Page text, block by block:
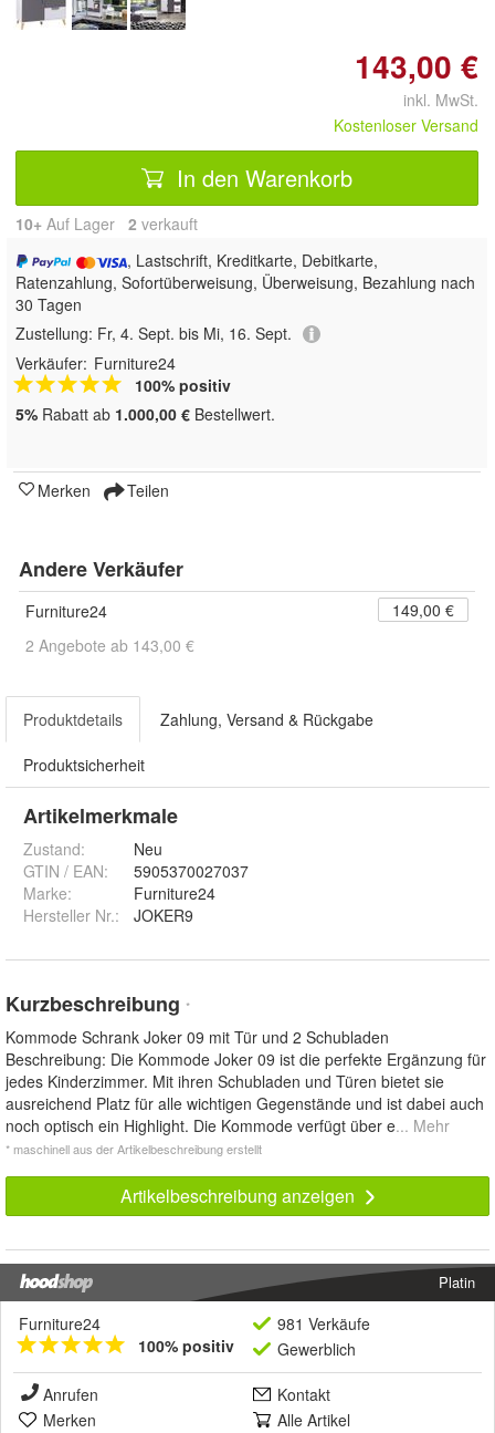
143,00 €
inkl. MwSt.
Kostenloser Versand
In den Warenkorb
10+ Auf Lager 2 verkauft
, Lastschrift, Kreditkarte, Debitkarte,
Ratenzahlung, Sofortüberweisung, Überweisung, Bezahlung nach
30 Tagen
Zustellung: Fr, 4. Sept. bis Mi, 16. Sept.
Verkäufer: Furniture24
100% positiv
5% Rabatt ab 1.000,00 € Bestellwert.
Merken Teilen
Andere Verkäufer
Furniture24
149,00 €
2 Angebote ab 143,00 €
Produktdetails Zahlung, Versand & Rückgabe
Produktsicherheit
Artikelmerkmale
Zustand:
Neu
GTIN / EAN:
5905370027037
Marke:
Furniture24
Hersteller Nr.:
JOKER9
Kurzbeschreibung *
Kommode Schrank Joker 09 mit Tür und 2 Schubladen
Beschreibung: Die Kommode Joker 09 ist die perfekte Ergänzung für
jedes Kinderzimmer. Mit ihren Schubladen und Türen bietet sie
ausreichend Platz für alle wichtigen Gegenstände und ist dabei auch
noch optisch ein Highlight. Die Kommode verfügt über e... Mehr
* maschinell aus der Artikelbeschreibung erstellt
Artikelbeschreibung anzeigen
Platin
Furniture24
100% positiv
981 Verkäufe
Gewerblich
Anrufen
Kontakt
Merken
Alle Artikel